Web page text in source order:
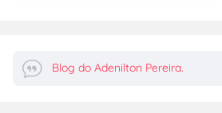
Blog do Adenilton Pereira.